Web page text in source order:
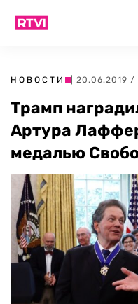
НОВОСТИ | 20.06.2019 /
Трамп
Артура
медалью